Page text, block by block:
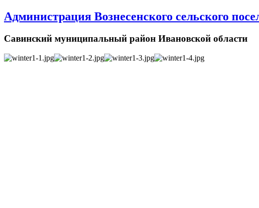
Администрация Вознесенского сельского
Савинский муниципальный район Ивановской области